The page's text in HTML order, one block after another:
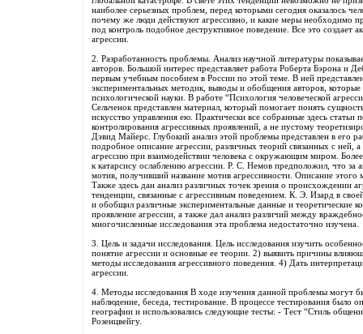
наиболее серьезных проблем, перед которыми сегодня оказалось
почему же люди действуют агрессивно, и какие меры необходимо
под контроль подобное деструктивное поведение. Все это создает
агрессии.
2. Разработанность проблемы. Анализ научной литературы
авторов. Большой интерес представляет работа Роберта Бэрона и
первым учебным пособием в России по этой теме. В ней
экспериментальных методик, выводы и обобщения авторов,
психологической науки. В работе “Психология человеческой
Сельченок представлен материал, который помогает понять
искусство управления ею. Практически все собранные здесь
контролирования агрессивных проявлений, а не пустому
Дэвид Майерс. Глубокий анализ этой проблемы представлен в его
подробное описание агрессии, различных теорий связанных с ней,
агрессию при взаимодействии человека с окружающим миром.
к катарсису ослаблению агрессии. Р. С. Немов предположил, что за
мотив, получивший название мотив агрессивности. Описание этого
Также здесь дан анализ различных точек зрения о происхождении
тенденции, связанные с агрессивным поведением. К. Э. Изард в
и обобщил различные экспериментальные данные и теоретические
проявление агрессии, а также дал анализ различий между
многочисленные исследования эта проблема недостаточно изучена.
3. Цель и задачи исследования. Цель исследования изучить
понятие агрессии и основные ее теории. 2) выявить причины
методы исследования агрессивного поведения. 4) Дать
агрессии.
4. Методы исследования В ходе изучения данной проблемы могут
наблюдение, беседа, тестирование. В процессе тестирования было
географии и использовались следующие тесты: - Тест “Стиль
Розенцвейгу.